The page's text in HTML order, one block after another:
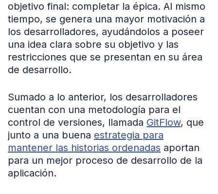
objetivo final: completar la épica. Al mismo
tiempo, se genera una mayor motivación a
los desarrolladores, ayudándolos a poseer
una idea clara sobre su objetivo y las
restricciones que se presentan en su área
de desarrollo.
Sumado a lo anterior, los desarrolladores
cuentan con una metodología para el
control de versiones, llamada GitFlow, que
junto a una buena estrategia para
mantener las historias ordenadas aportan
para un mejor proceso de desarrollo de la
aplicación.